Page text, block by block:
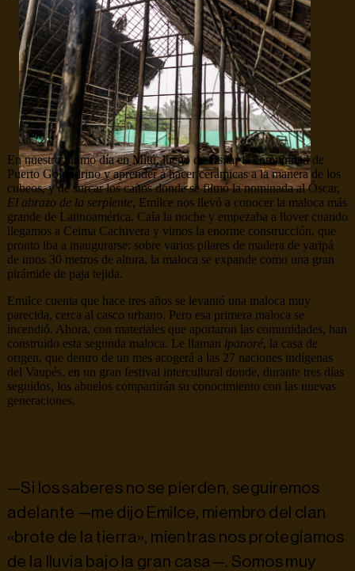
En nuestro último día en Mitú, luego de visitar la comunidad de
Puerto Golondrino y aprender a hacer cerámicas a la manera de los
cubeos, y de surcar los caños donde se filmó la nominada al Óscar,
El abrazo de la serpiente, Emilce nos llevó a conocer la maloca más
grande de Latinoamérica. Caía la noche y empezaba a llover cuando
llegamos a Ceima Cachivera y vimos la enorme construcción, que
pronto iba a inaugurarse: sobre varios pilares de madera de yaripá
de unos 30 metros de altura, la maloca se expande como una gran
pirámide de paja tejida.
Emilce cuenta que hace tres años se levantó una maloca muy
parecida, cerca al casco urbano. Pero esa primera maloca se
incendió. Ahora, con materiales que aportaron las comunidades, han
construido esta segunda maloca. Le llaman ipanoré, la casa de
origen, que dentro de un mes acogerá a las 27 naciones indígenas
del Vaupés, en un gran festival intercultural donde, durante tres días
seguidos, los abuelos compartirán su conocimiento con las nuevas
generaciones.
—Si los saberes no se pierden, seguiremos
adelante —me dijo Emilce, miembro del clan
«brote de la tierra», mientras nos protegíamos
de la lluvia bajo la gran casa—. Somos muy